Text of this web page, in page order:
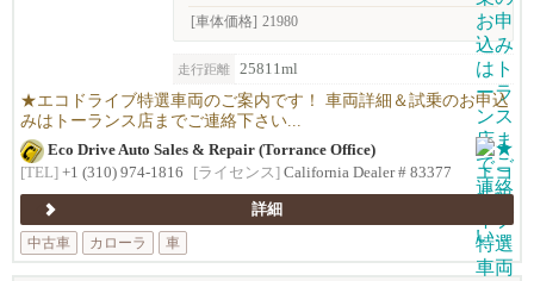
[車体価格] 21980
走行距離 25811ml
★エコドライブ特選車両のご案内です！ 車両詳細＆試乗のお申込
みはトーランス店までご連絡下さい...
Eco Drive Auto Sales & Repair (Torrance Office)
[TEL] +1 (310) 974-1816 [ライセンス] California Dealer # 83377
詳細
中古車
カローラ 車